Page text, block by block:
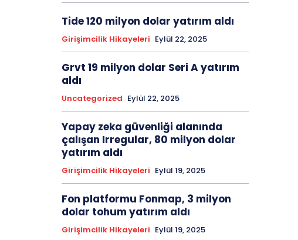
Tide 120 milyon dolar yatırım aldı
Girişimcilik Hikayeleri Eylül 22, 2025
Grvt 19 milyon dolar Seri A yatırım
aldı
Uncategorized Eylül 22, 2025
Yapay zeka güvenliği alanında
çalışan Irregular, 80 milyon dolar
yatırım aldı
Girişimcilik Hikayeleri Eylül 19, 2025
Fon platformu Fonmap, 3 milyon
dolar tohum yatırım aldı
Girişimcilik Hikayeleri Eylül 19, 2025